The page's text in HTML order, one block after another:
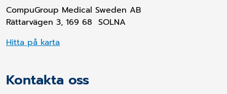
CompuGroup Medical Sweden AB
Rättarvägen 3, 169 68 SOLNA
Hitta på karta
Kontakta oss